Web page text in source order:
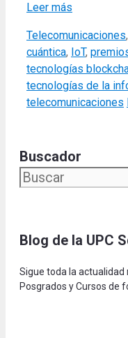
Leer más
Categories
Telecomunicaciones,
cuántica, IoT,
tecnologías
tecnologías de la
telecomunicaciones
Buscador
Blog de la UPC
Sigue toda la
Posgrados y Cursos de